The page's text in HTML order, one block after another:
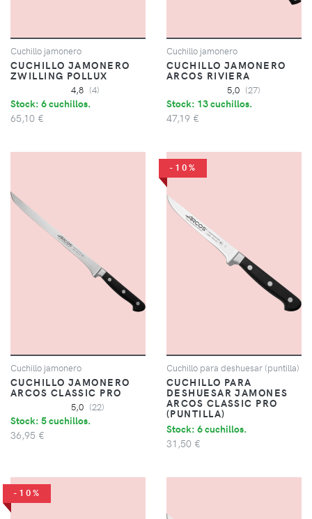
Cuchillo jamonero
CUCHILLO JAMONERO
ZWILLING POLLUX
4,8 (4)
Stock: 6 cuchillos.
65,10 €
Cuchillo jamonero
CUCHILLO JAMONERO
ARCOS RIVIERA
5,0 (27)
Stock: 13 cuchillos.
47,19 €
Cuchillo jamonero
CUCHILLO JAMONERO
ARCOS CLASSIC PRO
5,0 (22)
Stock: 5 cuchillos.
36,95 €
-10%
Cuchillo para deshuesar (puntilla)
CUCHILLO PARA
DESHUESAR JAMONES
ARCOS CLASSIC PRO
(PUNTILLA)
Stock: 6 cuchillos.
31,50 €
-10%